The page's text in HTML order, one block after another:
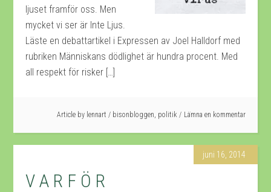
ljuset framför oss. Men
mycket vi ser är Inte Ljus.
Läste en debattartikel i Expressen av Joel Halldorf med
rubriken Människans dödlighet är hundra procent. Med
all respekt för risker […]
Article by lennart / bisonbloggen, politik Lämna en kommentar
juni 16, 2014
V A R F Ö R